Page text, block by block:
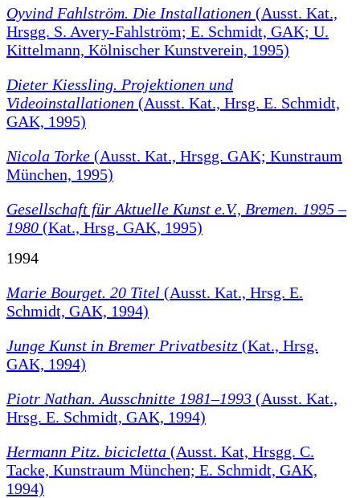
Oyvind Fahlström. Die Installationen (Ausst. Kat.,
Hrsgg. S. Avery-Fahlström; E. Schmidt, GAK; U.
Kittelmann, Kölnischer Kunstverein, 1995)
Dieter Kiessling. Projektionen und
Videoinstallationen (Ausst. Kat., Hrsg. E. Schmidt,
GAK, 1995)
Nicola Torke (Ausst. Kat., Hrsgg. GAK; Kunstraum
München, 1995)
Gesellschaft für Aktuelle Kunst e.V., Bremen. 1995 –
1980 (Kat., Hrsg. GAK, 1995)
1994
Marie Bourget. 20 Titel (Ausst. Kat., Hrsg. E.
Schmidt, GAK, 1994)
Junge Kunst in Bremer Privatbesitz (Kat., Hrsg.
GAK, 1994)
Piotr Nathan. Ausschnitte 1981–1993 (Ausst. Kat.,
Hrsg. E. Schmidt, GAK, 1994)
Hermann Pitz. bicicletta (Ausst. Kat, Hrsgg. C.
Tacke, Kunstraum München; E. Schmidt, GAK,
1994)